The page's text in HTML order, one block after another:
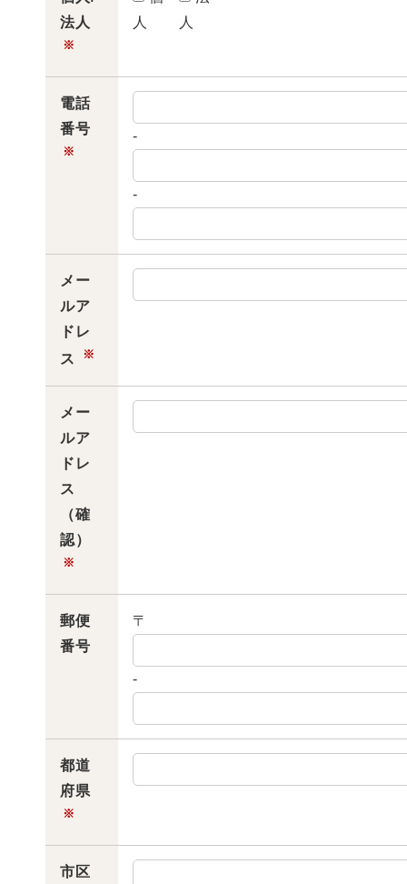
法人
※
人
人
電話
番号
※
-
-
メー
ルア
ドレ
ス
※
メー
ルア
ドレ
ス
（確
認）
※
郵便
番号
〒
-
都道
府県
※
市区